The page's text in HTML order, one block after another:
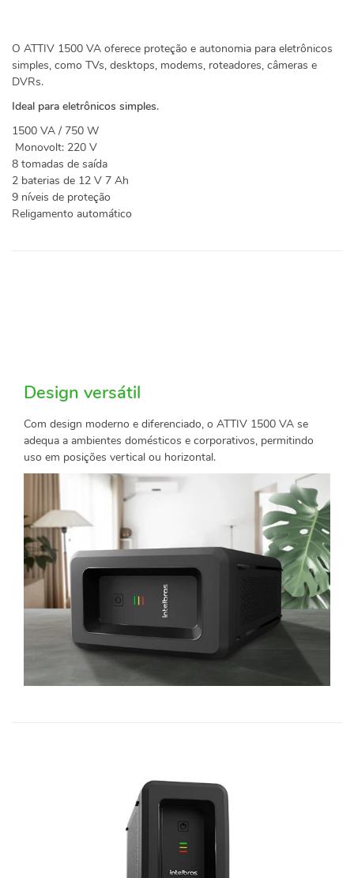
O ATTIV 1500 VA oferece proteção e autonomia para eletrônicos
simples, como TVs, desktops, modems, roteadores, câmeras e
DVRs.
Ideal para eletrônicos simples.
1500 VA / 750 W
Monovolt: 220 V
8 tomadas de saída
2 baterias de 12 V 7 Ah
9 níveis de proteção
Religamento automático
Design versátil
Com design moderno e diferenciado, o ATTIV 1500 VA se
adequa a ambientes domésticos e corporativos, permitindo
uso em posições vertical ou horizontal.